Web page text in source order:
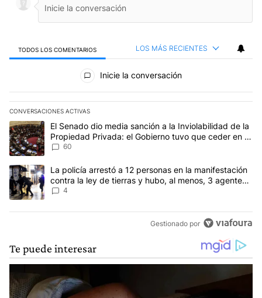
TODOS LOS COMENTARIOS LOS MÁS RECIENTES
Todos los comentarios
Inicie la conversación
CONVERSACIONES ACTIVAS
Este listado muestra los artículos con más comentarios en los
Un artículo de tendencia con el título "El Senado dio media
El Senado dio media sanción a la Inviolabilidad de la
Propiedad Privada: el Gobierno tuvo que ceder en la
Ley del Manejo del Fuego
60
Un artículo de tendencia con el título "La policía arrestó a 12
La policía arrestó a 12 personas en la manifestación
contra la ley de tierras y hubo, al menos, 3 agentes
heridos
4
Gestionado por